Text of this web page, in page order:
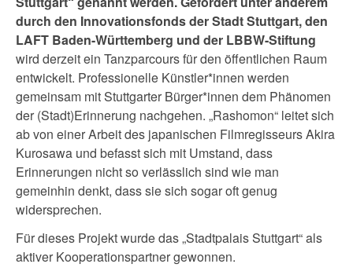
durch den Innovationsfonds der Stadt Stuttgart, den
LAFT Baden-Württemberg und der LBBW-Stiftung
wird derzeit ein Tanzparcours für den öffentlichen Raum
entwickelt. Professionelle Künstler*innen werden
gemeinsam mit Stuttgarter Bürger*innen dem Phänomen
der (Stadt)Erinnerung nachgehen. „Rashomon“ leitet sich
ab von einer Arbeit des japanischen Filmregisseurs Akira
Kurosawa und befasst sich mit Umstand, dass
Erinnerungen nicht so verlässlich sind wie man
gemeinhin denkt, dass sie sich sogar oft genug
widersprechen.
Für dieses Projekt wurde das „Stadtpalais Stuttgart“ als
aktiver Kooperationspartner gewonnen.